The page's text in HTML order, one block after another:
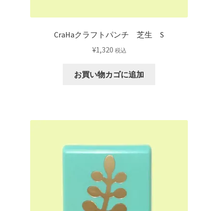
CraHaクラフトパンチ 芝生 S
¥1,320 税込
お買い物カゴに追加